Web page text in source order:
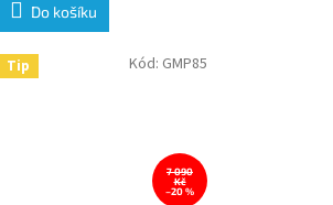
Do košíku
Tip
7 090
Kč
–20 %
Kód: GMP85